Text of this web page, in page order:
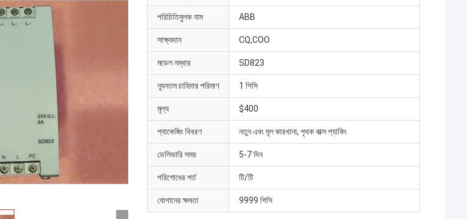
পরিচিতিমুলক নাম ABB
সাক্ষ্যদান CQ,COO
মডেল নম্বার SD823
ন্যূনতম চাহিদার পরিমাণ 1 পিসি
মূল্য $400
প্যাকেজিং বিবরণ নতুন এবং মূল কারখানা, পৃথক বাক্স প্যাকিং
ডেলিভারি সময় 5-7 দিন
পরিশোধের শর্ত টি/টি
যোগানের ক্ষমতা 9999 পিসি